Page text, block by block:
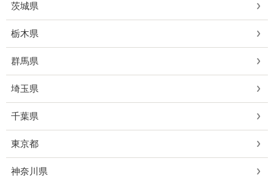
茨城県
栃木県
群馬県
埼玉県
千葉県
東京都
神奈川県